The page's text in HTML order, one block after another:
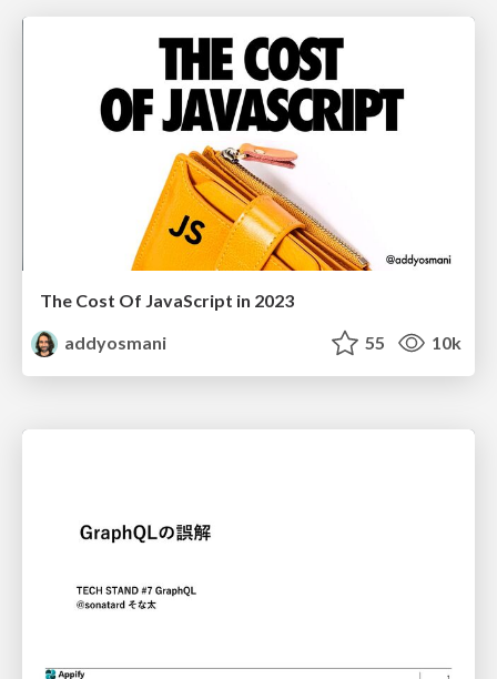
The Cost Of JavaScript in 2023
addyosmani
55 10k